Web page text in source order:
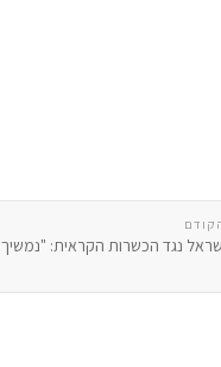
נגד הכשרות הקראית: